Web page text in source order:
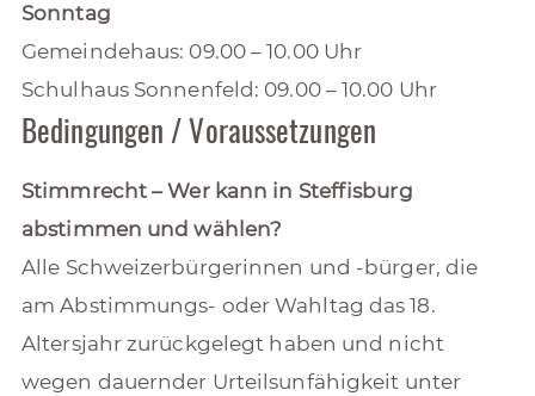
Sonntag
Gemeindehaus: 09.00 – 10.00 Uhr
Schulhaus Sonnenfeld: 09.00 – 10.00 Uhr
Bedingungen / Voraussetzungen
Stimmrecht – Wer kann in Steffisburg
abstimmen und wählen?
Alle Schweizerbürgerinnen und -bürger, die
am Abstimmungs- oder Wahltag das 18.
Altersjahr zurückgelegt haben und nicht
wegen dauernder Urteilsunfähigkeit unter